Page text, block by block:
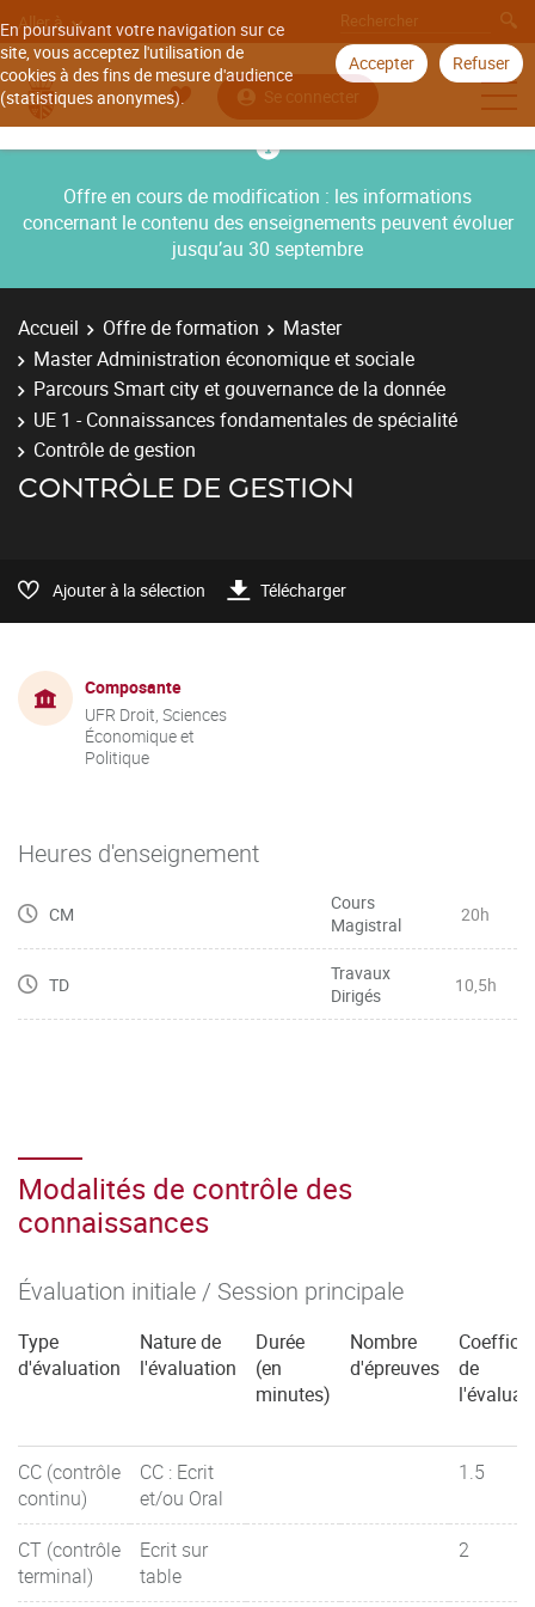
En poursuivant votre navigation sur ce
site, vous acceptez l'utilisation de
cookies à des fins de mesure d'audience
(statistiques anonymes).
Accepter Refuser
Aller à
Se connecter
Offre en cours de modification : les informations
concernant le contenu des enseignements peuvent évoluer
jusqu’au 30 septembre
Accueil Offre de formation
Master
Master Administration économique et sociale
Parcours Smart city et gouvernance de la donnée
UE 1 - Connaissances fondamentales de spécialité
Contrôle de gestion
CONTRÔLE DE GESTION
Ajouter à la sélection Télécharger
Composante
UFR Droit, Sciences
Économique et
Politique
Heures d'enseignement
CM
Cours
Magistral
20h
TD
Travaux
Dirigés
10,5h
Modalités de contrôle des
connaissances
Évaluation initiale / Session principale
Type
d'évaluation
Nature de
l'évaluation
Durée
(en
minutes)
Nombre
d'épreuves
de
CC (contrôle
continu)
CC : Ecrit
et/ou Oral
1.5
CT (contrôle
terminal)
Ecrit sur
table
2